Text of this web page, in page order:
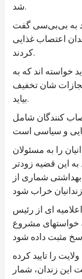
شد.
به بی‌بی‌سی گفت
اعتصاب غذایی
کردند.
خواسته اند که به
شان تخفیف
بیاید.
کنندگان شامل
را به مسئولان
به این قضیه زودتر
شماری از
ای از رئیس
خواستهای مشروع
را تایید کرده
این زندان، شمار